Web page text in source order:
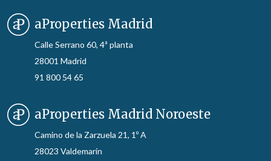
aProperties Madrid
Calle Serrano 60, 4ª planta
28001 Madrid
91 800 54 65
aProperties Madrid Noroeste
Camino de la Zarzuela 21, 1º A
28023 Valdemarín